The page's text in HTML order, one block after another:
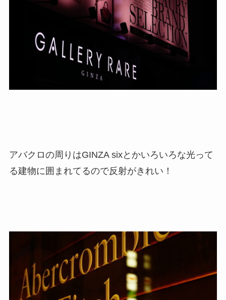
アバクロの周りはGINZA sixとかいろいろな光って
る建物に囲まれてるので反射がきれい！